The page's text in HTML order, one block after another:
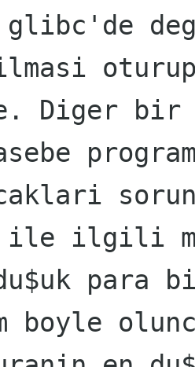
Diger bir
ile ilgili
para
boyle